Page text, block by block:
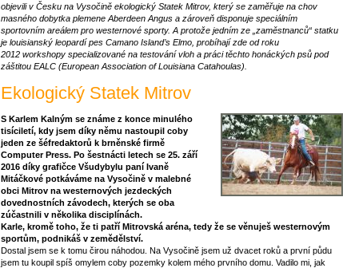
objevili v Česku na Vysočině ekologický Statek Mitrov, který se zaměřuje na chov
masného dobytka plemene Aberdeen Angus a zároveň disponuje speciálním
sportovním areálem pro westernové sporty. A protože jedním ze „zaměstnanců“ statku
je louisianský leopardí pes Camano Island’s Elmo, probíhají zde od roku
2012 workshopy specializované na testování vloh a práci těchto honáckých psů pod
záštitou EALC (European Association of Louisiana Catahoulas).
Ekologický Statek Mitrov
S Karlem Kalným se známe z konce minulého
tisíciletí, kdy jsem díky němu nastoupil coby
jeden ze šéfredaktorů k brněnské firmě
Computer Press. Po šestnácti letech se 25. září
2016 díky grafičce Všudybylu paní Ivaně
Mitáčkové potkáváme na Vysočině v malebné
obci Mitrov na westernových jezdeckých
dovednostních závodech, kterých se oba
zúčastnili v několika disciplínách.
Karle, kromě toho, že ti patří Mitrovská aréna, tedy že se věnuješ westernovým
sportům, podnikáš v zemědělství.
Dostal jsem se k tomu čirou náhodou. Na Vysočině jsem už dvacet roků a první půdu
jsem tu koupil spíš omylem coby pozemky kolem mého prvního domu. Vadilo mi, jak